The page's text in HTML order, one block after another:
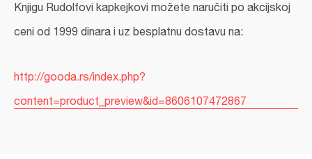
Knjigu Rudolfovi kapkejkovi možete naručiti po akcijskoj
ceni od 1999 dinara i uz besplatnu dostavu na:
http://gooda.rs/index.php?
content=product_preview&id=8606107472867